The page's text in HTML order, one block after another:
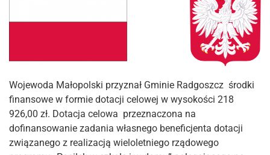
Wojewoda Małopolski przyznał Gminie Radgoszcz środki
finansowe w formie dotacji celowej w wysokości 218
926,00 zł. Dotacja celowa przeznaczona na
dofinansowanie zadania własnego beneficjenta dotacji
związanego z realizacją wieloletniego rządowego